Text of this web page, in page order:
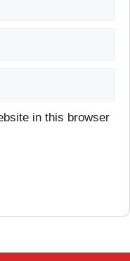
in this browser